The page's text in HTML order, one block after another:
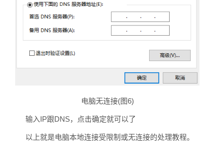
电脑无连接(图6)
输入IP跟DNS，点击确定就可以了
以上就是电脑本地连接受限制或无连接的处理教程。